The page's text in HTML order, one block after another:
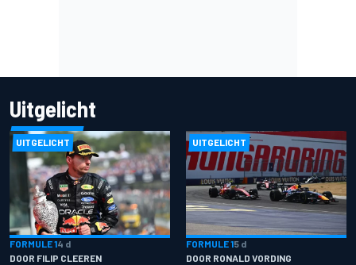
Uitgelicht
UITGELICHT
FORMULE 14 d
DOOR FILIP CLEEREN
UITGELICHT
FORMULE 15 d
DOOR RONALD VORDING